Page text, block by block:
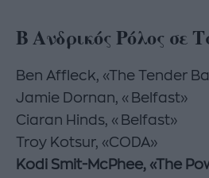
Β Ανδρικός Ρόλος σε
Ben Affleck, «The Tender
Jamie Dornan, «Belfast»
Ciaran Hinds, «Belfast»
Troy Kotsur, «CODA»
Kodi Smit-McPhee, «The